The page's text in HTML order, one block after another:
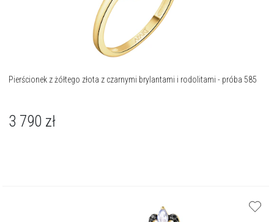
Pierścionek z żółtego złota z czarnymi brylantami i rodolitami - próba 585
3 790 zł